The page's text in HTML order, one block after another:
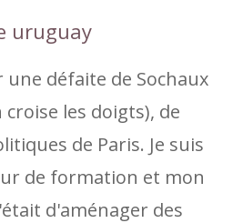
uruguay
une défaite de Sochaux
les doigts), de
de Paris. Je suis
de formation et mon
d'aménager des